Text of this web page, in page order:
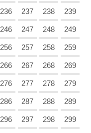
236 237 238 239
246 247 248 249
256 257 258 259
266 267 268 269
276 277 278 279
286 287 288 289
296 297 298 299